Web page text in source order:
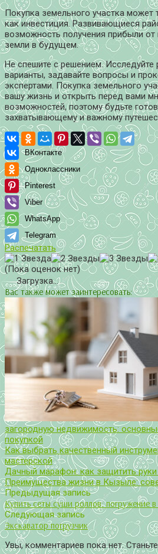
Покупка земельного участка может
как инвестиция. Развивающиеся
возможность получения прибыли
земли в будущем.
Не спешите с решением. Исследуйте
варианты, задавайте вопросы и
экспертами. Покупка земельного
вашу жизнь и открыть перед вами
возможностей, поэтому будьте
захватывающему и важному
ВКонтакте
Одноклассники
Pinterest
Viber
WhatsApp
Telegram
Распечатать
(Пока оценок нет)
Загрузка...
Вас также может заинтересовать:
загородную недвижимость:
покупкой
Как выбрать качественный
мастерской
Дачный марафон: как защитить
Преимущества жизни в Кызыле:
Предыдущая запись
Купить сеты суши роллов: погружение
Следующая запись
Экскаватор погрузчик
Увы, комментариев пока нет.